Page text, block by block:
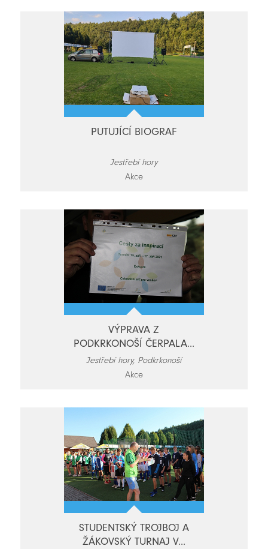
PUTUJÍCÍ BIOGRAF
Jestřebí hory
Akce
VÝPRAVA Z
PODKRKONOŠÍ ČERPALA...
Jestřebí hory, Podkrkonoší
Akce
STUDENTSKÝ TROJBOJ A
ŽÁKOVSKÝ TURNAJ V...